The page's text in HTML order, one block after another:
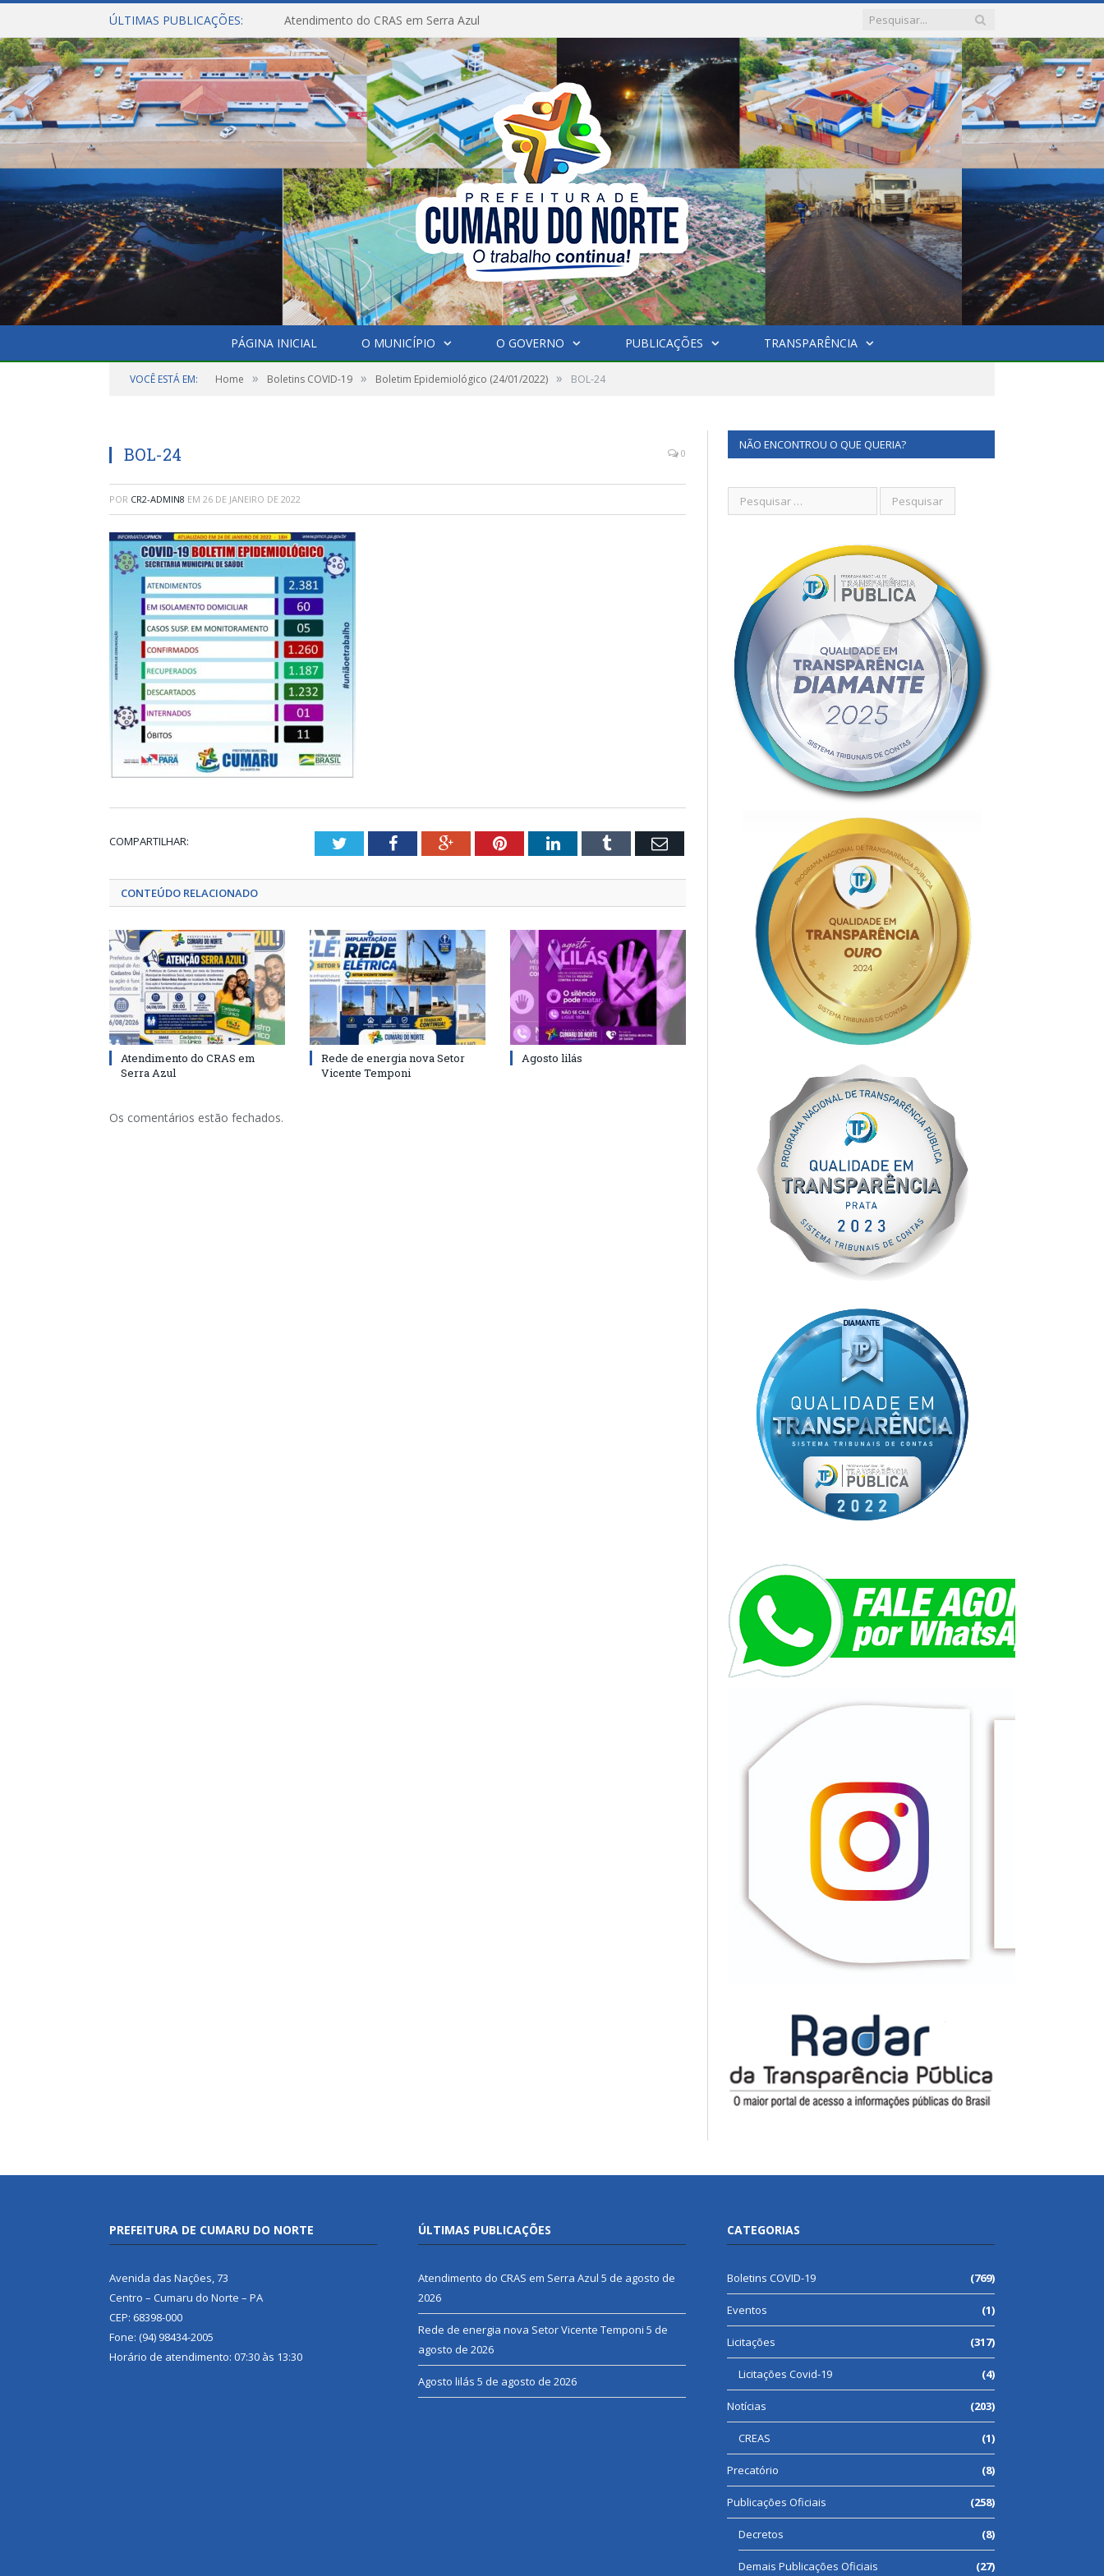
ÚLTIMAS PUBLICAÇÕES: Atendimento do CRAS em Serra Azul
PÁGINA INICIAL O MUNICÍPIO O GOVERNO PUBLICAÇÕES TRANSPARÊNCIA
VOCÊ ESTÁ EM: Home » Boletins COVID-19 » Boletim Epidemiológico (24/01/2022) » BOL-24
BOL-24 0
POR CR2-ADMIN8 EM 26 DE JANEIRO DE 2022
COMPARTILHAR: TwitterFacebookGoogle+PinterestLinkedInTumblr Email
CONTEÚDO RELACIONADO
Atendimento do CRAS em
Serra Azul
Rede de energia nova Setor
Vicente Temponi
Agosto lilás
Os comentários estão fechados.
NÃO ENCONTROU O QUE QUERIA?
PREFEITURA DE CUMARU DO NORTE
Avenida das Nações, 73
Centro – Cumaru do Norte – PA
CEP: 68398-000
Fone: (94) 98434-2005
Horário de atendimento: 07:30 às 13:30
ÚLTIMAS PUBLICAÇÕES
Atendimento do CRAS em Serra Azul 5 de agosto de
2026
Rede de energia nova Setor Vicente Temponi 5 de
agosto de 2026
Agosto lilás 5 de agosto de 2026
CATEGORIAS
Boletins COVID-19 (769)
Eventos (1)
Licitações (317)
Licitações Covid-19 (4)
Notícias (203)
CREAS (1)
Precatório (8)
Publicações Oficiais (258)
Decretos (8)
Demais Publicações Oficiais (27)